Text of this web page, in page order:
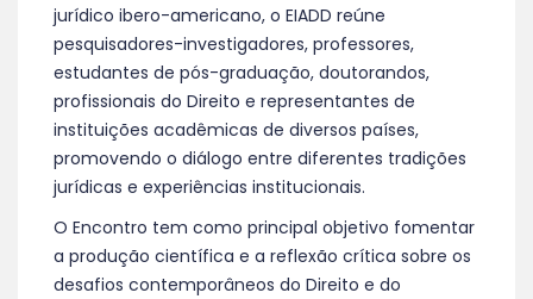
jurídico ibero-americano, o EIADD reúne
pesquisadores-investigadores, professores,
estudantes de pós-graduação, doutorandos,
profissionais do Direito e representantes de
instituições acadêmicas de diversos países,
promovendo o diálogo entre diferentes tradições
jurídicas e experiências institucionais.
O Encontro tem como principal objetivo fomentar
a produção científica e a reflexão crítica sobre os
desafios contemporâneos do Direito e do